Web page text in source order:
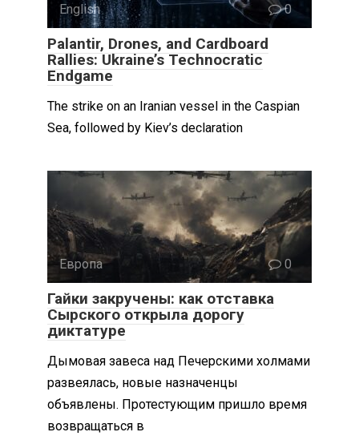
English 0
Palantir, Drones, and Cardboard
Rallies: Ukraine’s Technocratic
Endgame
The strike on an Iranian vessel in the Caspian
Sea, followed by Kiev’s declaration
Европа 0
Гайки закручены: как отставка
Сырского открыла дорогу
диктатуре
Дымовая завеса над Печерскими холмами
развеялась, новые назначенцы
объявлены. Протестующим пришло время
возвращаться в